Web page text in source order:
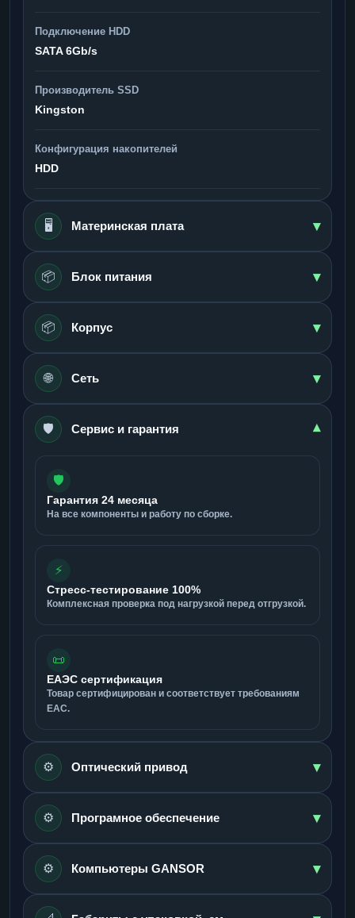
Подключение HDD
SATA 6Gb/s
Производитель SSD
Kingston
Конфигурация накопителей
HDD
🖥️ Материнская плата ▾
📦 Блок питания ▾
📦 Корпус ▾
🌐 Сеть ▾
🛡️ Сервис и гарантия ▾
🛡️
Гарантия 24 месяца
На все компоненты и работу по сборке.
⚡
Стресс-тестирование 100%
Комплексная проверка под нагрузкой перед отгрузкой.
📜
ЕАЭС сертификация
Товар сертифицирован и соответствует требованиям
ЕАС.
⚙️ Оптический привод ▾
⚙️ Програмное обеспечение ▾
⚙️ Компьютеры GANSOR ▾